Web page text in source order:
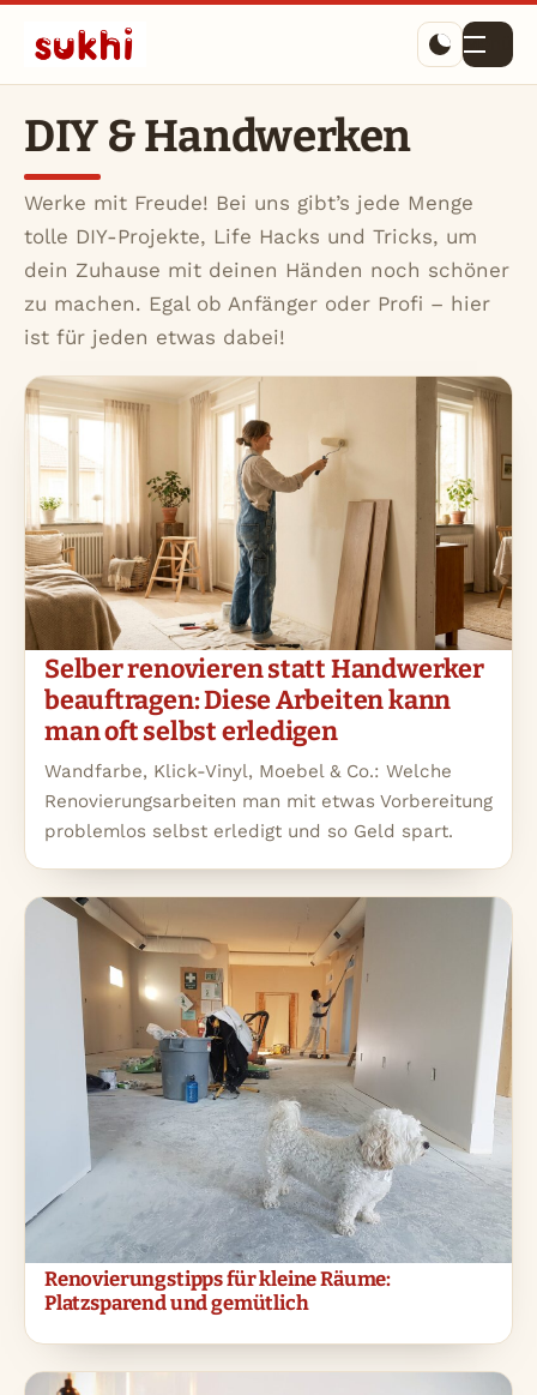
Menü
DIY & Handwerken
Werke mit Freude! Bei uns gibt’s jede Menge
tolle DIY-Projekte, Life Hacks und Tricks, um
dein Zuhause mit deinen Händen noch schöner
zu machen. Egal ob Anfänger oder Profi – hier
ist für jeden etwas dabei!
Selber renovieren statt Handwerker
beauftragen: Diese Arbeiten kann
man oft selbst erledigen
Wandfarbe, Klick-Vinyl, Moebel & Co.: Welche
Renovierungsarbeiten man mit etwas Vorbereitung
problemlos selbst erledigt und so Geld spart.
Renovierungstipps für kleine Räume:
Platzsparend und gemütlich